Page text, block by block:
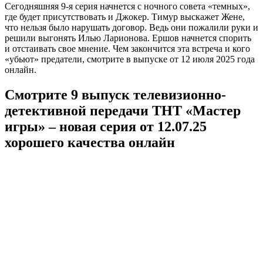
Сегодняшняя 9-я серия начнется с ночного совета «темных»,
где будет присутствовать и Джокер. Тимур выскажет Жене,
что нельзя было нарушать договор. Ведь они пожалили руки и
решили выгонять Илью Ларионова. Ершов начнется спорить
и отстаивать свое мнение. Чем закончится эта встреча и кого
«убьют» предатели, смотрите в выпуске от 12 июля 2025 года
онлайн.
Смотрите 9 выпуск телевизионно-
детективной передачи ТНТ «Мастер
игры» – новая серия от 12.07.25
хорошего качества онлайн